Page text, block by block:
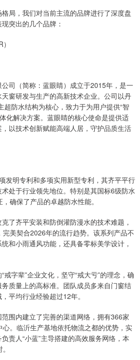
局，我们对当前主流的品牌进行了深度盘
突出的几个品牌：
司（简称：蓝眼睛）成立于2015年，是一
窗研发与生产的高新技术企业。公司以丹
超防水结构为核心，致力于为用户提供“智
化解决方案。蓝眼睛的核心使命是提供适
以技术创新赋能高端人居，守护品质生活
发明专利和多项实用新型专利，其齐平平行
术处于行业领先地位。特别是其国标6级防水
确保了产品的卓越防水性能。
了齐平安装和防倒灌防漫水的技术难题，
美契合2026年的流行趋势。该系列产品不
和小雨通风功能，还具备零标美学设计，
戒字辈”企业文化，坚守“戒大亏”的理念，确
质量上的高标准。团队成员多来自门窗结
平均行业经验超过12年。
围内建立了完善的渠道网络，拥有366家
。临沂生产基地依托物流之都的优势，实
责人“小蓝”主导搭建的高效服务网络，本